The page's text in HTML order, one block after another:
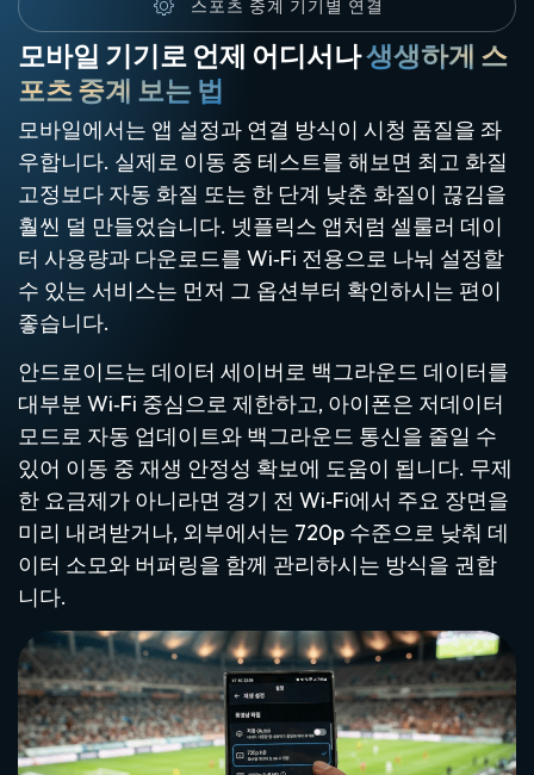
스포츠 중계 기기별 연결
모바일 기기로 언제 어디서나생생하게 스
포츠 중계 보는 법
모바일에서는 앱 설정과 연결 방식이 시청 품질을 좌
우합니다. 실제로 이동 중 테스트를 해보면 최고 화질
고정보다 자동 화질 또는 한 단계 낮춘 화질이 끊김을
훨씬 덜 만들었습니다. 넷플릭스 앱처럼 셀룰러 데이
터 사용량과 다운로드를 Wi‑Fi 전용으로 나눠 설정할
수 있는 서비스는 먼저 그 옵션부터 확인하시는 편이
좋습니다.
안드로이드는 데이터 세이버로 백그라운드 데이터를
대부분 Wi‑Fi 중심으로 제한하고, 아이폰은 저데이터
모드로 자동 업데이트와 백그라운드 통신을 줄일 수
있어 이동 중 재생 안정성 확보에 도움이 됩니다. 무제
한 요금제가 아니라면 경기 전 Wi‑Fi에서 주요 장면을
미리 내려받거나, 외부에서는 720p 수준으로 낮춰 데
이터 소모와 버퍼링을 함께 관리하시는 방식을 권합
니다.